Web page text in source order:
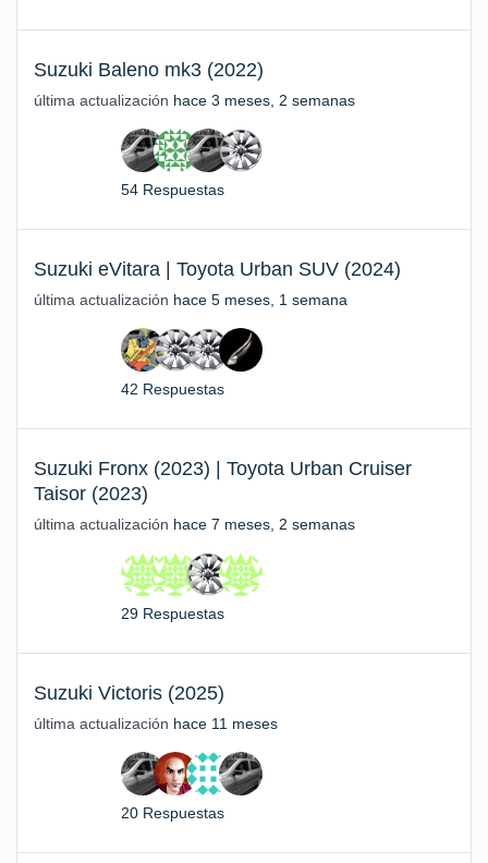
Suzuki Baleno mk3 (2022)
última actualización hace 3 meses, 2 semanas
54 Respuestas
Suzuki eVitara | Toyota Urban SUV (2024)
última actualización hace 5 meses, 1 semana
42 Respuestas
Suzuki Fronx (2023) | Toyota Urban Cruiser
Taisor (2023)
última actualización hace 7 meses, 2 semanas
29 Respuestas
Suzuki Victoris (2025)
última actualización hace 11 meses
20 Respuestas